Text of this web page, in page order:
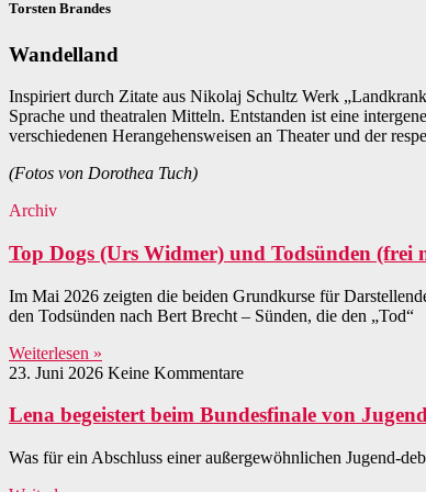
Torsten Brandes
Wandelland
Inspiriert durch Zitate aus Nikolaj Schultz Werk
Sprache und theatralen Mitteln. Entstanden ist eine
verschiedenen Herangehensweisen an Theater und der
(Fotos von Dorothea Tuch)
Archiv
Top Dogs (Urs Widmer) und Todsünden (frei
Im Mai 2026 zeigten die beiden Grundkurse für
den Todsünden nach Bert Brecht – Sünden, die den „Tod“
Weiterlesen »
23. Juni 2026 Keine Kommentare
Lena begeistert beim Bundesfinale von
Was für ein Abschluss einer außergewöhnlichen Jugend-